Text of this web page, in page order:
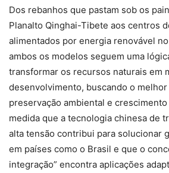
Dos rebanhos que pastam sob os
Planalto Qinghai-Tibete aos centros
alimentados por energia renovável
ambos os modelos seguem uma
transformar os recursos naturais em
desenvolvimento, buscando o
preservação ambiental e
medida que a tecnologia chinesa de
alta tensão contribui para solucionar
em países como o Brasil e que o
integração” encontra aplicações